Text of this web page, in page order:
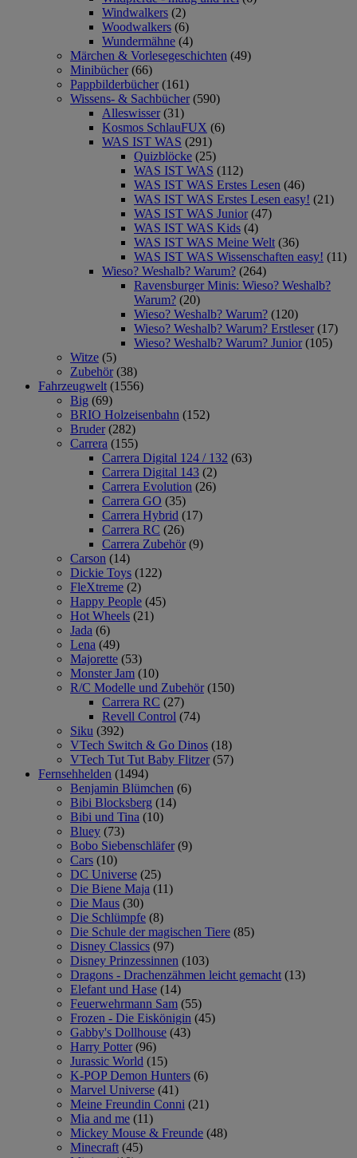
Windwalkers (2)
Woodwalkers (6)
Wundermähne (4)
Märchen & Vorlesegeschichten (49)
Minibücher (66)
Pappbilderbücher (161)
Wissens- & Sachbücher (590)
Alleswisser (31)
Kosmos SchlauFUX (6)
WAS IST WAS (291)
Quizblöcke (25)
WAS IST WAS (112)
WAS IST WAS Erstes Lesen (46)
WAS IST WAS Erstes Lesen easy! (21)
WAS IST WAS Junior (47)
WAS IST WAS Kids (4)
WAS IST WAS Meine Welt (36)
WAS IST WAS Wissenschaften easy! (11)
Wieso? Weshalb? Warum? (264)
Ravensburger Minis: Wieso? Weshalb?
Warum? (20)
Wieso? Weshalb? Warum? (120)
Wieso? Weshalb? Warum? Erstleser (17)
Wieso? Weshalb? Warum? Junior (105)
Witze (5)
Zubehör (38)
Fahrzeugwelt (1556)
Big (69)
BRIO Holzeisenbahn (152)
Bruder (282)
Carrera (155)
Carrera Digital 124 / 132 (63)
Carrera Digital 143 (2)
Carrera Evolution (26)
Carrera GO (35)
Carrera Hybrid (17)
Carrera RC (26)
Carrera Zubehör (9)
Carson (14)
Dickie Toys (122)
FleXtreme (2)
Happy People (45)
Hot Wheels (21)
Jada (6)
Lena (49)
Majorette (53)
Monster Jam (10)
R/C Modelle und Zubehör (150)
Carrera RC (27)
Revell Control (74)
Siku (392)
VTech Switch & Go Dinos (18)
VTech Tut Tut Baby Flitzer (57)
Fernsehhelden (1494)
Benjamin Blümchen (6)
Bibi Blocksberg (14)
Bibi und Tina (10)
Bluey (73)
Bobo Siebenschläfer (9)
Cars (10)
DC Universe (25)
Die Biene Maja (11)
Die Maus (30)
Die Schlümpfe (8)
Die Schule der magischen Tiere (85)
Disney Classics (97)
Disney Prinzessinnen (103)
Dragons - Drachenzähmen leicht gemacht (13)
Elefant und Hase (14)
Feuerwehrmann Sam (55)
Frozen - Die Eiskönigin (45)
Gabby's Dollhouse (43)
Harry Potter (96)
Jurassic World (15)
K-POP Demon Hunters (6)
Marvel Universe (41)
Meine Freundin Conni (21)
Mia and me (11)
Mickey Mouse & Freunde (48)
Minecraft (45)